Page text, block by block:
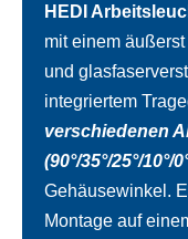
HEDI
mit einem
und
integriertem
verschiedenen
(90°/35°/25°/10°/
Gehäusewinkel.
Montage auf